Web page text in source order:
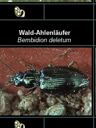
Wald-Ahlenläufer
Bembidion deletum